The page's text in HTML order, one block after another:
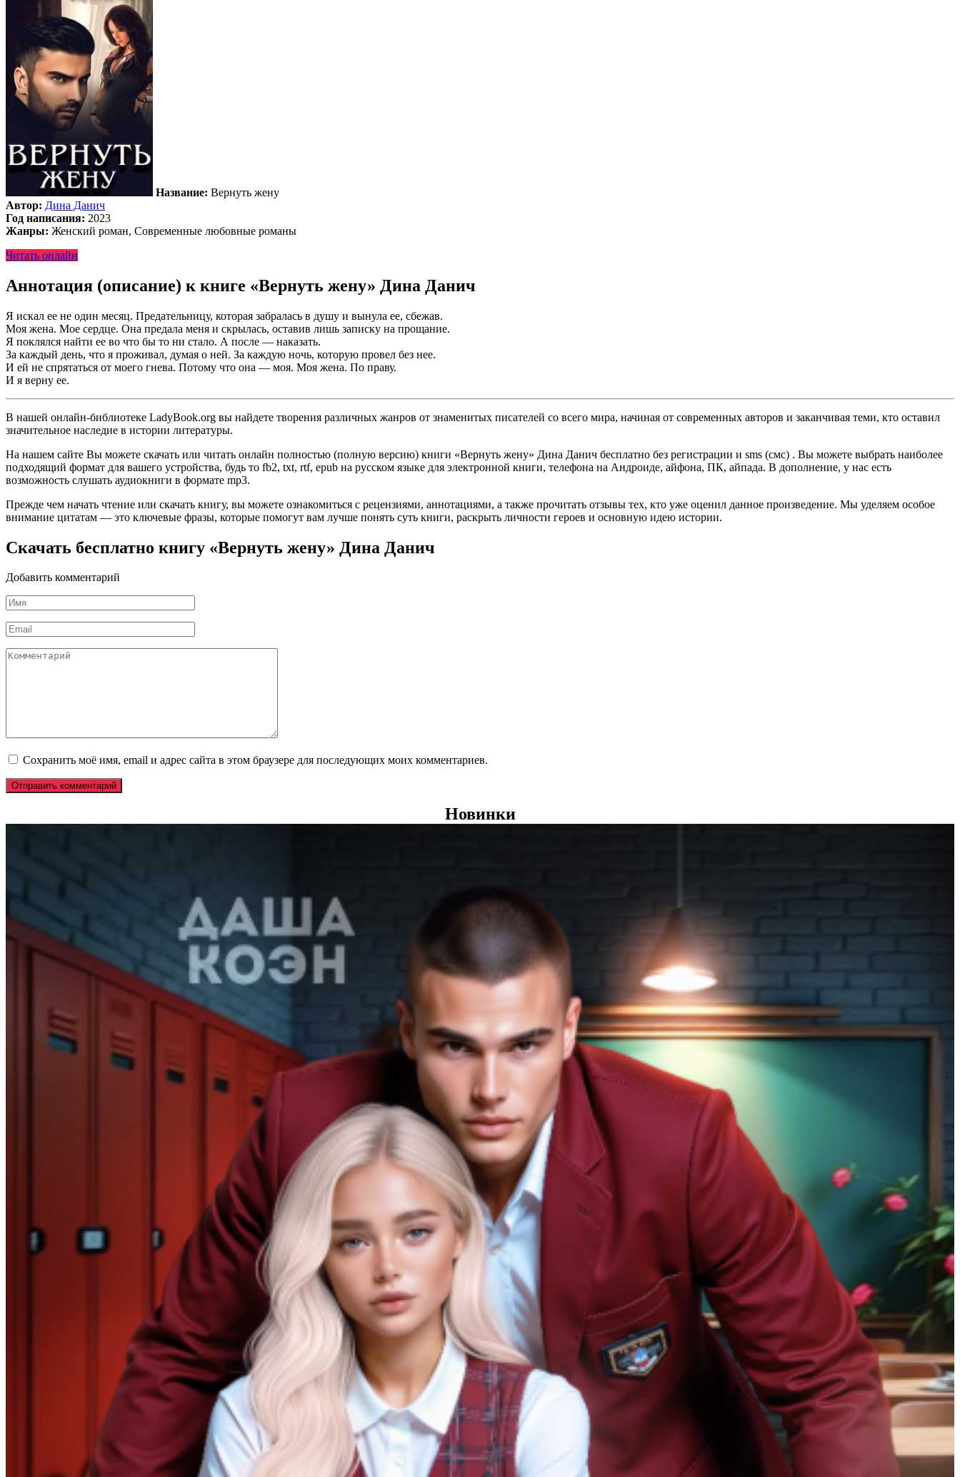
Название: Вернуть жену
Автор: Дина Данич
Год написания: 2023
Жанры: Женский роман, Современные любовные романы
Читать онлайн
Аннотация (описание) к книге «Вернуть жену» Дина Данич
Я искал ее не один месяц. Предательницу, которая забралась в душу и вынула ее, сбежав.
Моя жена. Мое сердце. Она предала меня и скрылась, оставив лишь записку на прощание.
Я поклялся найти ее во что бы то ни стало. А после — наказать.
За каждый день, что я проживал, думая о ней. За каждую ночь, которую провел без нее.
И ей не спрятаться от моего гнева. Потому что она — моя. Моя жена. По праву.
И я верну ее.
В нашей онлайн-библиотеке LadyBook.org вы найдете творения различных жанров от знаменитых писателей со всего мира, начиная от современных авторов и заканчивая теми, кто оставил
значительное наследие в истории литературы.
На нашем сайте Вы можете скачать или читать онлайн полностью (полную версию) книги «Вернуть жену» Дина Данич бесплатно без регистрации и sms (смс) . Вы можете выбрать наиболее
подходящий формат для вашего устройства, будь то fb2, txt, rtf, epub на русском языке для электронной книги, телефона на Андроиде, айфона, ПК, айпада. В дополнение, у нас есть
возможность слушать аудиокниги в формате mp3.
Прежде чем начать чтение или скачать книгу, вы можете ознакомиться с рецензиями, аннотациями, а также прочитать отзывы тех, кто уже оценил данное произведение. Мы уделяем особое
внимание цитатам — это ключевые фразы, которые помогут вам лучше понять суть книги, раскрыть личности героев и основную идею истории.
Скачать бесплатно книгу «Вернуть жену» Дина Данич
Добавить комментарий
Имя
*
Email
*
Комментарий
Сохранить моё имя, email и адрес сайта в этом браузере для последующих моих комментариев.
Новинки